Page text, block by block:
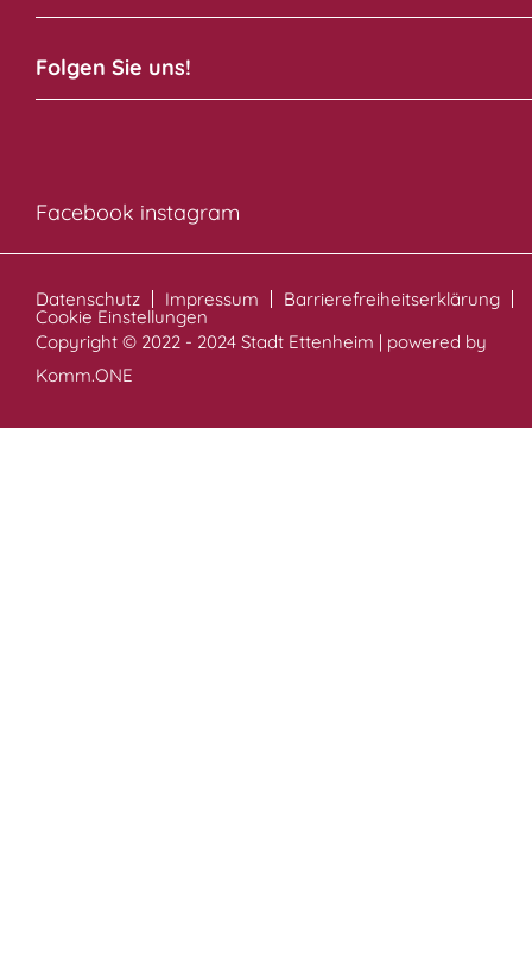
Folgen Sie uns!
Facebook instagram
Datenschutz Impressum Barrierefreiheitserklärung
Cookie Einstellungen
Copyright © 2022 - 2024 Stadt Ettenheim | powered by
Komm.ONE